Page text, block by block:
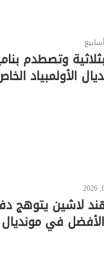
وتصطدم
الأولمبياد
لاشين يتوهج
في مونديال 2026